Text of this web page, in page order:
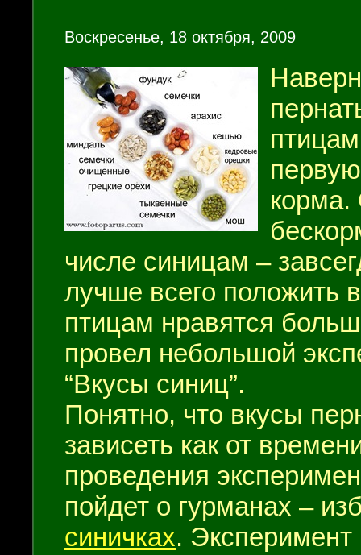
Воскресенье, 18 октября, 2009
корма.
числе синицам –
лучше всего положить
птицам нравятся
провел небольшой
“Вкусы синиц”.
Понятно, что вкусы
зависеть как от
проведения
пойдет о гурманах –
синичках.